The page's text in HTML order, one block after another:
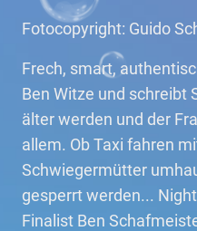
Fotocopyright: Guido
Frech, smart,
Ben Witze und schreibt
älter werden und der
allem. Ob Taxi fahren
Schwiegermütter
gesperrt werden...
Finalist Ben